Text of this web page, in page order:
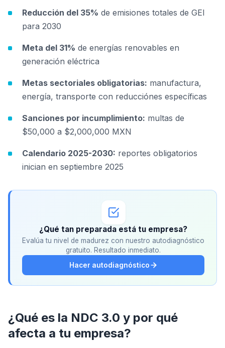
Reducción del 35% de emisiones totales de GEI
para 2030
Meta del 31% de energías renovables en
generación eléctrica
Metas sectoriales obligatorias: manufactura,
energía, transporte con reducciónes específicas
Sanciones por incumplimiento: multas de
$50,000 a $2,000,000 MXN
Calendario 2025-2030: reportes obligatorios
inician en septiembre 2025
¿Qué tan preparada está tu empresa?
Evalúa tu nivel de madurez con nuestro autodiagnóstico
gratuito. Resultado inmediato.
Hacer autodiagnóstico
¿Qué es la NDC 3.0 y por qué
afecta a tu empresa?